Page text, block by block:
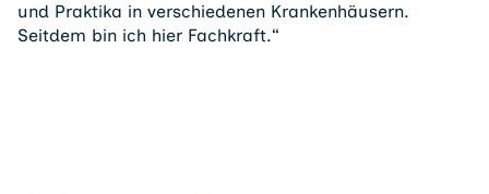
und Praktika in verschiedenen Krankenhäusern.
Seitdem bin ich hier Fachkraft.“